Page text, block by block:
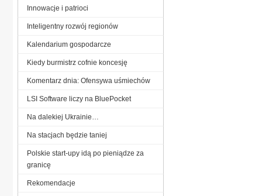
Innowacje i patrioci
Inteligentny rozwój regionów
Kalendarium gospodarcze
Kiedy burmistrz cofnie koncesję
Komentarz dnia: Ofensywa uśmiechów
LSI Software liczy na BluePocket
Na dalekiej Ukrainie…
Na stacjach będzie taniej
Polskie start-upy idą po pieniądze za
granicę
Rekomendacje